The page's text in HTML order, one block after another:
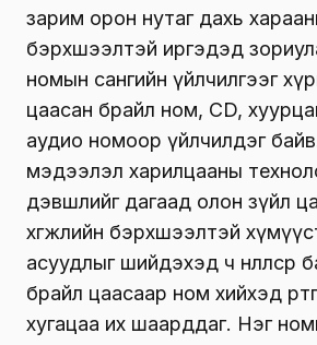
зарим орон нутаг дахь
бэрхшээлтэй иргэдэд
номын сангийн үйлчилгээг
цаасан брайл ном, CD,
аудио номоор үйлчилдэг
мэдээлэл харилцааны
дэвшлийг дагаад олон зүйл
хөгжлийн бэрхшээлтэй
асуудлыг шийдэхэд ч
брайл цаасаар ном хийхэд өртөг
хугацаа их шаарддаг. Нэг